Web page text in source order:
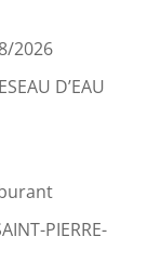
2026
D’EAU
PIERRE-